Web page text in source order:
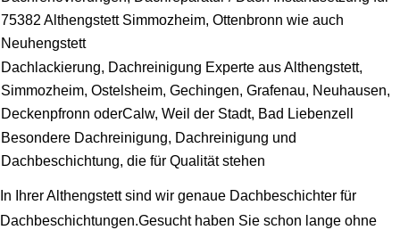
75382 Althengstett Simmozheim, Ottenbronn wie auch
Neuhengstett
Dachlackierung, Dachreinigung Experte aus Althengstett,
Simmozheim, Ostelsheim, Gechingen, Grafenau, Neuhausen,
Deckenpfronn oderCalw, Weil der Stadt, Bad Liebenzell
Besondere Dachreinigung, Dachreinigung und
Dachbeschichtung, die für Qualität stehen
In Ihrer Althengstett sind wir genaue Dachbeschichter für
Dachbeschichtungen.Gesucht haben Sie schon lange ohne